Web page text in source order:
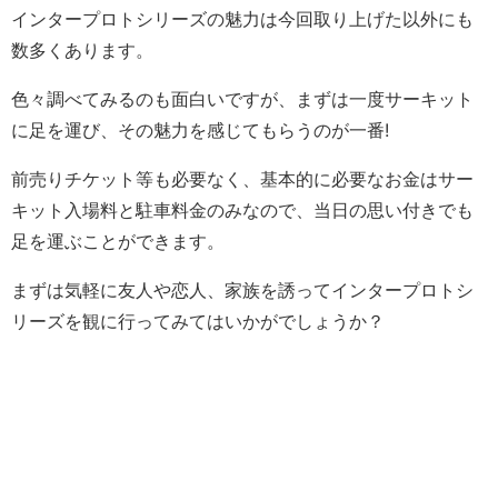
インタープロトシリーズの魅力は今回取り上げた以外にも
数多くあります。
色々調べてみるのも面白いですが、まずは一度サーキット
に足を運び、その魅力を感じてもらうのが一番!
前売りチケット等も必要なく、基本的に必要なお金はサー
キット入場料と駐車料金のみなので、当日の思い付きでも
足を運ぶことができます。
まずは気軽に友人や恋人、家族を誘ってインタープロトシ
リーズを観に行ってみてはいかがでしょうか？